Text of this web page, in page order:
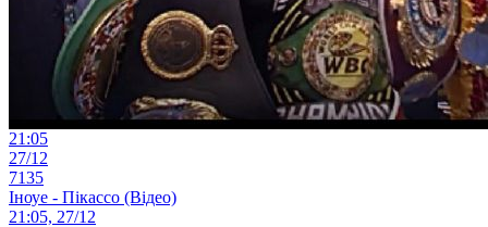
21:05
27/12
7135
Іноуе - Пікассо (Відео)
21:05, 27/12